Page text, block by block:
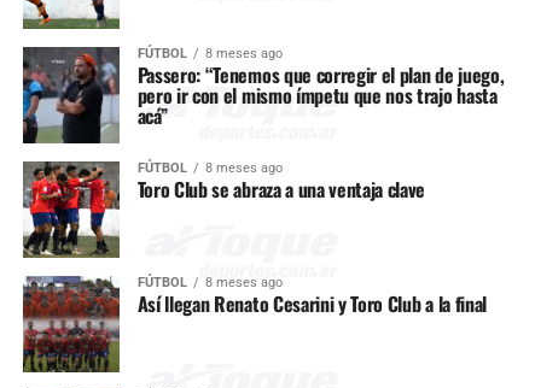
FÚTBOL 8 meses ago
Passero: “Tenemos que corregir el plan de juego,
pero ir con el mismo ímpetu que nos trajo hasta
acá”
FÚTBOL 8 meses ago
Toro Club se abraza a una ventaja clave
FÚTBOL 8 meses ago
Así llegan Renato Cesarini y Toro Club a la final